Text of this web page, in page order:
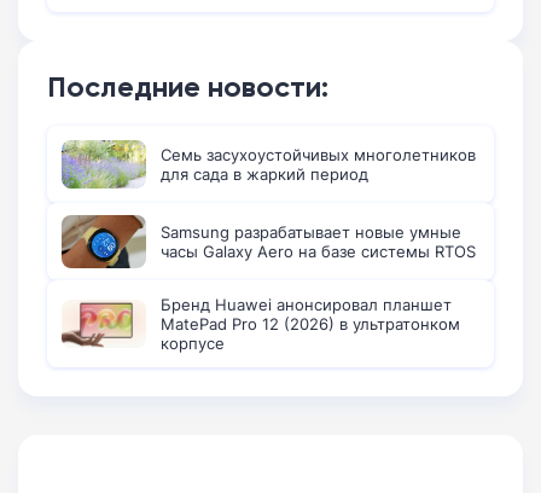
Последние новости:
Семь засухоустойчивых многолетников
для сада в жаркий период
Samsung разрабатывает новые умные
часы Galaxy Aero на базе системы RTOS
Бренд Huawei анонсировал планшет
MatePad Pro 12 (2026) в ультратонком
корпусе